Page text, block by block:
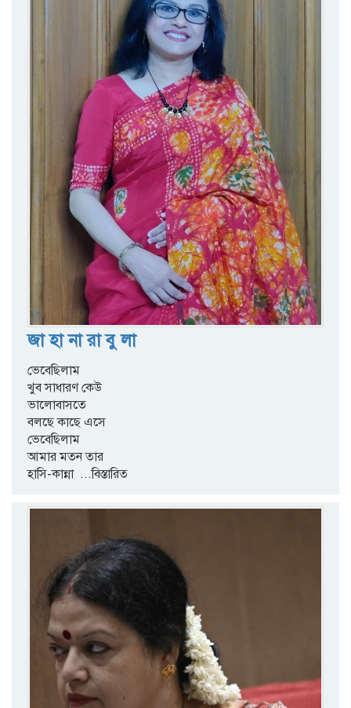
জা হা না রা বু লা
ভেবেছিলাম
খুব সাধারণ কেউ
ভালোবাসতে
বলছে কাছে এসে
ভেবেছিলাম
আমার মতন তার
হাসি-কান্না ...বিস্তারিত